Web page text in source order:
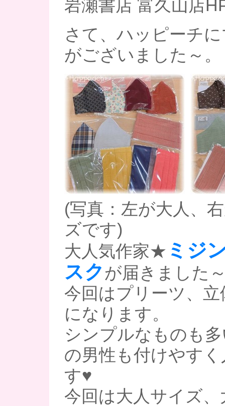
岩瀬書店 富久山店
さて、ハッピーチ
がございました～。
(写真：左が大人、
ズです)
大人気作家★ ミジ
スク が届きました
今回はプリーツ、
になります。
シンプルなものも
の男性も付けやす
す♥
今回は大人サイズ